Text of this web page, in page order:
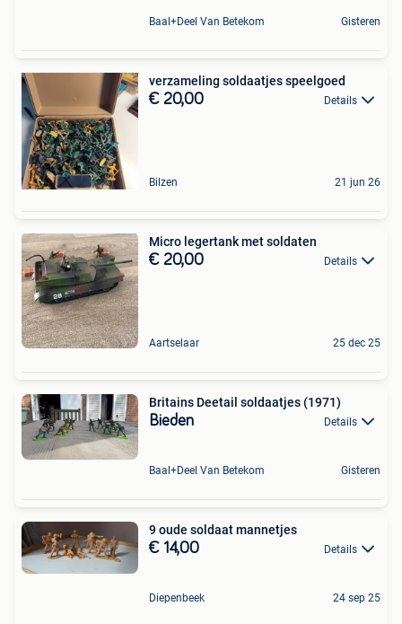
Baal+Deel Van Betekom Gisteren
verzameling soldaatjes speelgoed
€ 20,00 Details
Bilzen 21 jun 26
Micro legertank met soldaten
€ 20,00 Details
Aartselaar 25 dec 25
Britains Deetail soldaatjes (1971)
Bieden Details
Baal+Deel Van Betekom Gisteren
9 oude soldaat mannetjes
€ 14,00 Details
Diepenbeek 24 sep 25